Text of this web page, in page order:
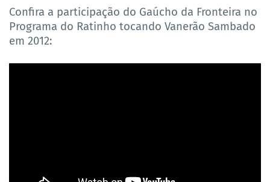
Confira a participação do Gaúcho da Fronteira no
Programa do Ratinho tocando Vanerão Sambado
em 2012: